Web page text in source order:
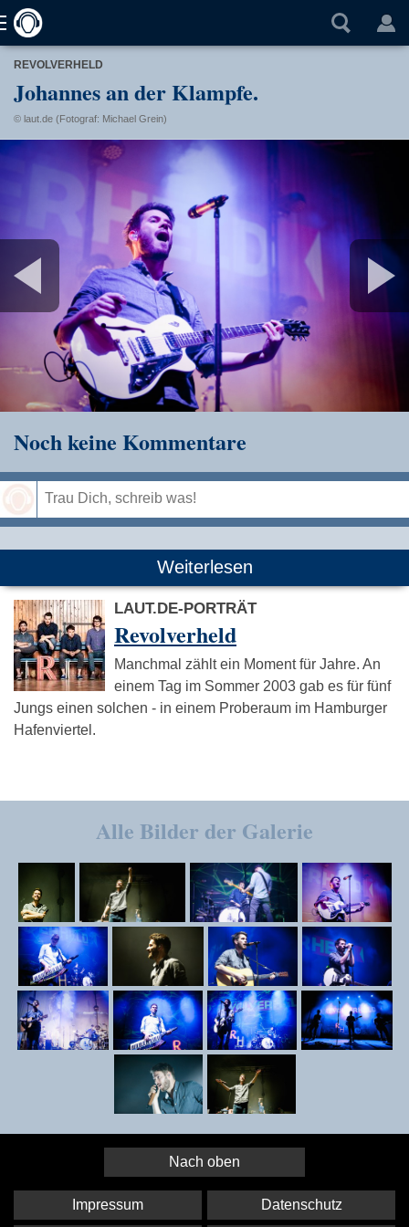
REVOLVERHELD
Johannes an der Klampfe.
© laut.de (Fotograf: Michael Grein)
Noch keine Kommentare
Weiterlesen
LAUT.DE-PORTRÄT
Revolverheld
Manchmal zählt ein Moment für Jahre. An
einem Tag im Sommer 2003 gab es für fünf
Jungs einen solchen - in einem Proberaum im Hamburger
Hafenviertel.
Alle Bilder der Galerie
Nach oben
Impressum Datenschutz